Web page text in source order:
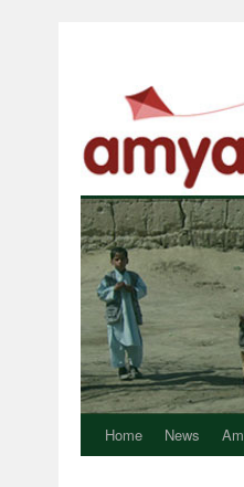
Home News